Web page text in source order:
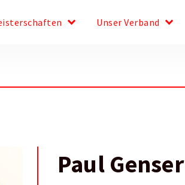
keyboard_arrow_down Unser Verband keyboard_arrow_down
Paul Genser